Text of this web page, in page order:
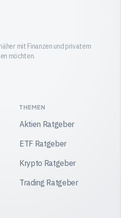
mit Finanzen und privatem
möchten.
THEMEN
Aktien Ratgeber
ETF Ratgeber
Krypto Ratgeber
Trading Ratgeber